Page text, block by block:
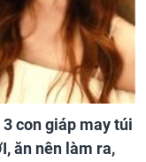
con giáp may túi
ăn nên làm ra,